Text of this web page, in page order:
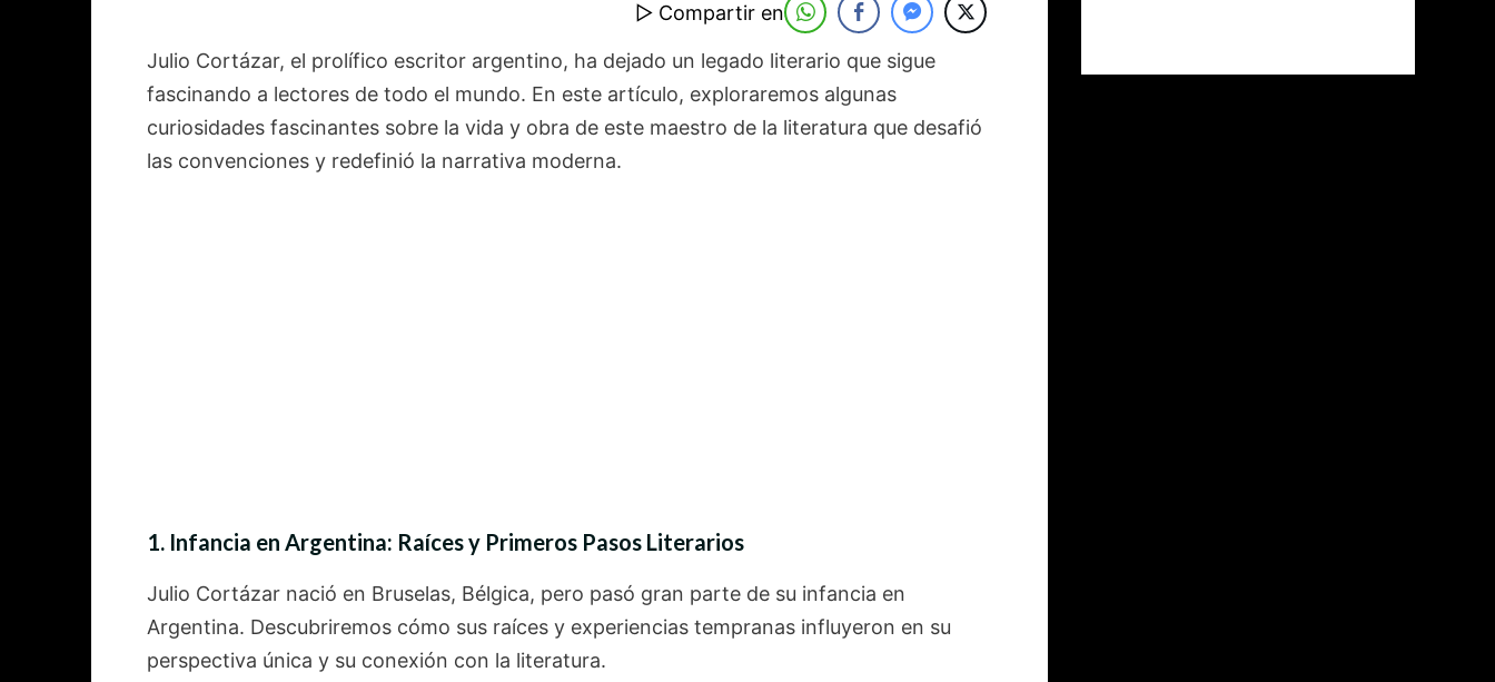
▷ Compartir en
Julio Cortázar, el prolífico escritor argentino, ha dejado un legado literario que sigue
fascinando a lectores de todo el mundo. En este artículo, exploraremos algunas
curiosidades fascinantes sobre la vida y obra de este maestro de la literatura que desafió
las convenciones y redefinió la narrativa moderna.
1. Infancia en Argentina: Raíces y Primeros Pasos Literarios
Julio Cortázar nació en Bruselas, Bélgica, pero pasó gran parte de su infancia en
Argentina. Descubriremos cómo sus raíces y experiencias tempranas influyeron en su
perspectiva única y su conexión con la literatura.